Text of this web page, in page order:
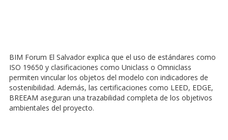
BIM Forum El Salvador explica que el uso de estándares como
ISO 19650 y clasificaciones como Uniclass o Omniclass
permiten vincular los objetos del modelo con indicadores de
sostenibilidad. Además, las certificaciones como LEED, EDGE,
BREEAM aseguran una trazabilidad completa de los objetivos
ambientales del proyecto.